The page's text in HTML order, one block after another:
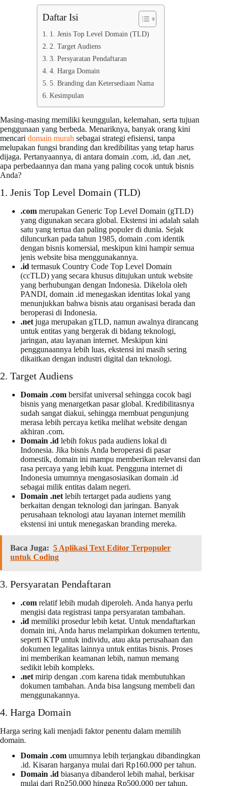
Daftar Isi
1. Jenis Top Level Domain (TLD)
2. Target Audiens
3. Persyaratan Pendaftaran
4. Harga Domain
5. Branding dan Ketersediaan Nama
Kesimpulan
Masing-masing memiliki keunggulan, kelemahan, serta tujuan
penggunaan yang berbeda. Menariknya, banyak orang kini
mencari domain murah sebagai strategi efisiensi, tanpa
melupakan fungsi branding dan kredibilitas yang tetap harus
dijaga. Pertanyaannya, di antara domain .com, .id, dan .net,
apa perbedaannya dan mana yang paling cocok untuk bisnis
Anda?
1. Jenis Top Level Domain (TLD)
.com merupakan Generic Top Level Domain (gTLD)
yang digunakan secara global. Ekstensi ini adalah salah
satu yang tertua dan paling populer di dunia. Sejak
diluncurkan pada tahun 1985, domain .com identik
dengan bisnis komersial, meskipun kini hampir semua
jenis website bisa menggunakannya.
.id termasuk Country Code Top Level Domain
(ccTLD) yang secara khusus ditujukan untuk website
yang berhubungan dengan Indonesia. Dikelola oleh
PANDI, domain .id menegaskan identitas lokal yang
menunjukkan bahwa bisnis atau organisasi berada dan
beroperasi di Indonesia.
.net juga merupakan gTLD, namun awalnya dirancang
untuk entitas yang bergerak di bidang teknologi,
jaringan, atau layanan internet. Meskipun kini
penggunaannya lebih luas, ekstensi ini masih sering
dikaitkan dengan industri digital dan teknologi.
2. Target Audiens
Domain .com bersifat universal sehingga cocok bagi
bisnis yang menargetkan pasar global. Kredibilitasnya
sudah sangat diakui, sehingga membuat pengunjung
merasa lebih percaya ketika melihat website dengan
akhiran .com.
Domain .id lebih fokus pada audiens lokal di
Indonesia. Jika bisnis Anda beroperasi di pasar
domestik, domain ini mampu memberikan relevansi dan
rasa percaya yang lebih kuat. Pengguna internet di
Indonesia umumnya mengasosiasikan domain .id
sebagai milik entitas dalam negeri.
Domain .net lebih tertarget pada audiens yang
berkaitan dengan teknologi dan jaringan. Banyak
perusahaan teknologi atau layanan internet memilih
ekstensi ini untuk menegaskan branding mereka.
Baca Juga: 5 Aplikasi Text Editor Terpopuler
untuk Coding
3. Persyaratan Pendaftaran
.com relatif lebih mudah diperoleh. Anda hanya perlu
mengisi data registrasi tanpa persyaratan tambahan.
.id memiliki prosedur lebih ketat. Untuk mendaftarkan
domain ini, Anda harus melampirkan dokumen tertentu,
seperti KTP untuk individu, atau akta perusahaan dan
dokumen legalitas lainnya untuk entitas bisnis. Proses
ini memberikan keamanan lebih, namun memang
sedikit lebih kompleks.
.net mirip dengan .com karena tidak membutuhkan
dokumen tambahan. Anda bisa langsung membeli dan
menggunakannya.
4. Harga Domain
Harga sering kali menjadi faktor penentu dalam memilih
domain.
Domain .com umumnya lebih terjangkau dibandingkan
.id. Kisaran harganya mulai dari Rp160.000 per tahun.
Domain .id biasanya dibanderol lebih mahal, berkisar
mulai dari Rp250.000 hingga Rp500.000 per tahun,